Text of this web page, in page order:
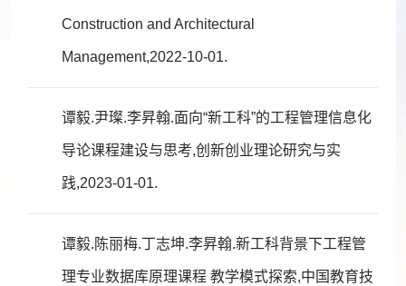
Construction and Architectural
Management,2022-10-01.
谭毅.尹璨.李昇翰.面向“新工科”的工程管理信息化
导论课程建设与思考,创新创业理论研究与实
践,2023-01-01.
谭毅.陈丽梅.丁志坤.李昇翰.新工科背景下工程管
理专业数据库原理课程 教学模式探索,中国教育技